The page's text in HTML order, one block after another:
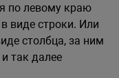
по левому краю
виде строки. Или
столбца, за ним
так далее